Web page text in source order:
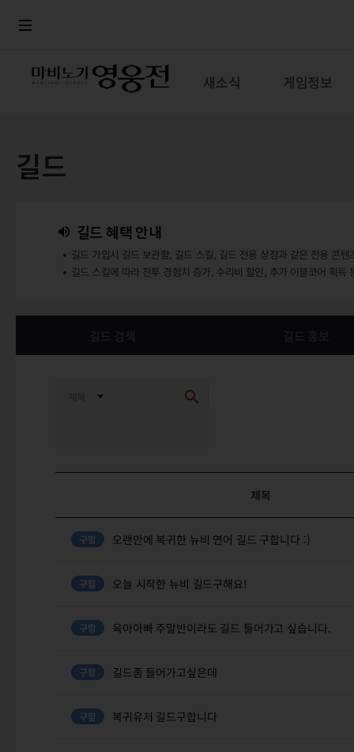
새소식 게임정보
길드
길드 혜택 안내
길드 가입시 길드 보관함, 길드 스킬, 길드 전용 상점과 같은 전용 콘
길드 스킬에 따라 전투 경험치 증가, 수리비 할인, 추가 이블코어 획득
제목
오랜만에 복귀한 뉴비 연어 길드 구합니다 :)
오늘 시작한 뉴비 길드구해요!
육아아빠 주말반이라도 길드 들어가고 싶습니다.
길드좀 들어가고싶은데
복귀유저 길드구합니다